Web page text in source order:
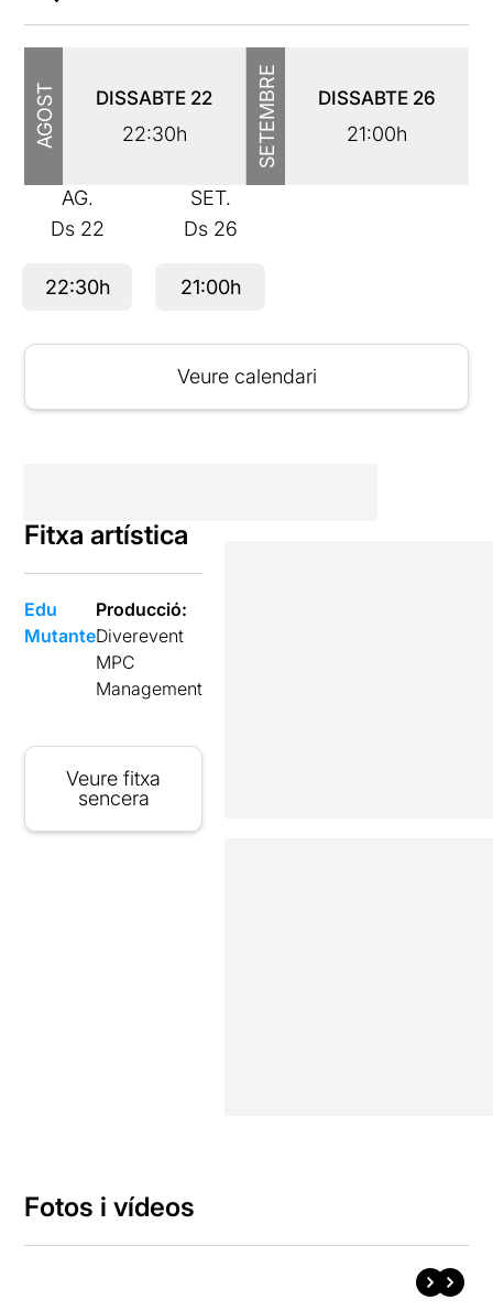
AGOST DISSABTE 22
22:30h SETEMBRE DISSABTE 26
21:00h
AG.
Ds 22
22:30h
SET.
Ds 26
21:00h
Veure calendari
Fitxa artística
Edu
Mutante
Producció:
Diverevent
MPC
Management
Veure fitxa
sencera
Fotos i vídeos